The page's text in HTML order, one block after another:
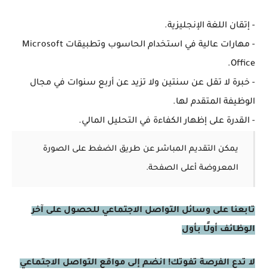
- إتقان اللغة الإنجليزية.
- مهارات عالية في استخدام الحاسوب وتطبيقات Microsoft
Office.
- خبرة لا تقل عن سنتين ولا تزيد عن أربع سنوات في مجال
الوظيفة المتقدم لها.
- القدرة على إظهار الكفاءة في التحليل المالي.
يمكن التقديم المباشر عن طريق الضغط على الصورة
المعروضة أعلى الصفحة.
تابعنا على وسائل التواصل الاجتماعي للحصول على آخر
الوظائف أولًا بأول
لا تدع الفرصة تفوتك! انضم إلى مواقع التواصل الاجتماعي